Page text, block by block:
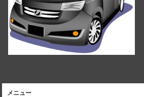
メニュー